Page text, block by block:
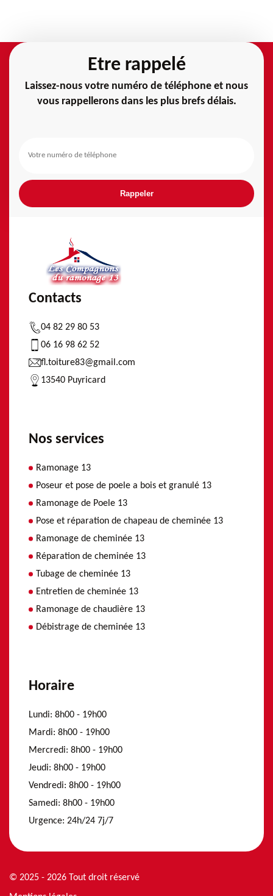
Etre rappelé
Laissez-nous votre numéro de téléphone et nous
vous rappellerons dans les plus brefs délais.
Contacts
04 82 29 80 53
06 16 98 62 52
fl.toiture83@gmail.com
13540 Puyricard
Nos services
Ramonage 13
Poseur et pose de poele a bois et granulé 13
Ramonage de Poele 13
Pose et réparation de chapeau de cheminée 13
Ramonage de cheminée 13
Réparation de cheminée 13
Tubage de cheminée 13
Entretien de cheminée 13
Ramonage de chaudière 13
Débistrage de cheminée 13
Horaire
Lundi: 8h00 - 19h00
Mardi: 8h00 - 19h00
Mercredi: 8h00 - 19h00
Jeudi: 8h00 - 19h00
Vendredi: 8h00 - 19h00
Samedi: 8h00 - 19h00
Urgence: 24h/24 7j/7
© 2025 - 2026 Tout droit réservé